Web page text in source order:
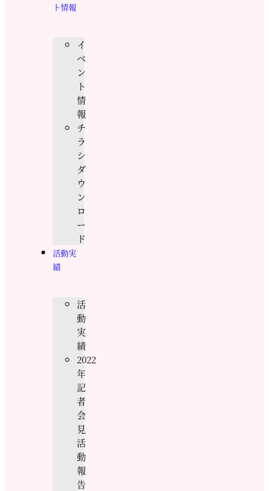
ト情報
イ
ベ
ン
ト
情
報
チ
ラ
シ
ダ
ウ
ン
ロ
ー
ド
活動実
績
活
動
実
績
2022
年
記
者
会
見
活
動
報
告